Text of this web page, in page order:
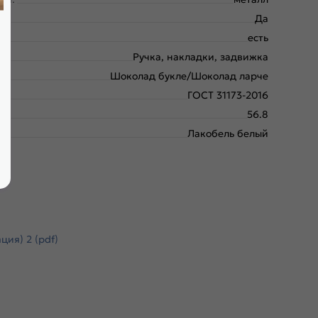
Да
есть
Ручка, накладки, задвижка
Шоколад букле/Шоколад ларче
ГОСТ 31173-2016
56.8
Лакобель белый
2 (pdf)